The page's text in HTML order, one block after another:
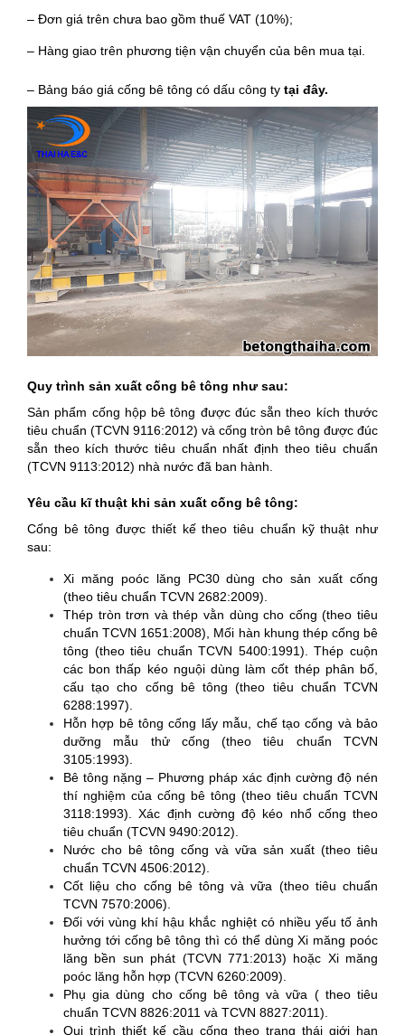
– Đơn giá trên chưa bao gồm thuế VAT (10%);
– Hàng giao trên phương tiện vận chuyển của bên mua tại.
– Bảng báo giá cống bê tông có dấu công ty tại đây.
Quy trình sản xuất cống bê tông như sau:
Sản phẩm cống hộp bê tông được đúc sẵn theo kích thước
tiêu chuẩn (TCVN 9116:2012) và cống tròn bê tông được đúc
sẵn theo kích thước tiêu chuẩn nhất định theo tiêu chuẩn
(TCVN 9113:2012) nhà nước đã ban hành.
Yêu cầu kĩ thuật khi sản xuất cống bê tông:
Cống bê tông được thiết kế theo tiêu chuẩn kỹ thuật như
sau:
Xi măng poóc lăng PC30 dùng cho sản xuất cống
(theo tiêu chuẩn TCVN 2682:2009).
Thép tròn trơn và thép vằn dùng cho cống (theo tiêu
chuẩn TCVN 1651:2008), Mối hàn khung thép cống bê
tông (theo tiêu chuẩn TCVN 5400:1991). Thép cuộn
các bon thấp kéo nguội dùng làm cốt thép phân bố,
cấu tạo cho cống bê tông (theo tiêu chuẩn TCVN
6288:1997).
Hỗn hợp bê tông cống lấy mẫu, chế tạo cống và bảo
dưỡng mẫu thử cống (theo tiêu chuẩn TCVN
3105:1993).
Bê tông nặng – Phương pháp xác định cường độ nén
thí nghiệm của cống bê tông (theo tiêu chuẩn TCVN
3118:1993). Xác định cường độ kéo nhổ cống theo
tiêu chuẩn (TCVN 9490:2012).
Nước cho bê tông cống và vữa sản xuất (theo tiêu
chuẩn TCVN 4506:2012).
Cốt liệu cho cống bê tông và vữa (theo tiêu chuẩn
TCVN 7570:2006).
Đối với vùng khí hậu khắc nghiệt có nhiều yếu tố ảnh
hưởng tới cống bê tông thì có thể dùng Xi măng poóc
lăng bền sun phát (TCVN 771:2013) hoặc Xi măng
poóc lăng hỗn hợp (TCVN 6260:2009).
Phụ gia dùng cho cống bê tông và vữa ( theo tiêu
chuẩn TCVN 8826:2011 và TCVN 8827:2011).
Qui trình thiết kế cầu cống theo trạng thái giới hạn